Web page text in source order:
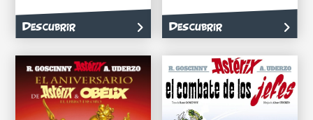
Descubrir Descubrir